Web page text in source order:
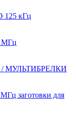
125 кГц
МГц
/ МУЛЬТИБРЕЛКИ
заготовки для